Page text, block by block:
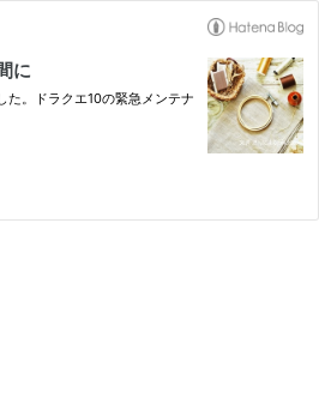
に
た。ドラクエ10の緊急メンテナ